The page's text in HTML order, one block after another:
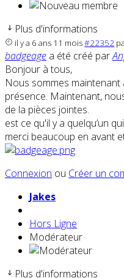
Plus d'informations
il y a 6 ans 11 mois#22352
badgeage a été créé par
Bonjour à tous,
Nous sommes
présence. Maintenant,
de la pièces jointes.
est ce qu'il y a quelqu’un
merci beaucoup en avant
Connexion ou Créer un
Jakes
Hors Ligne
Modérateur
Plus d'informations